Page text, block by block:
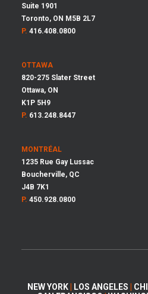
Suite 1901
Toronto, ON M5B 2L7
P. 416.408.0800
OTTAWA
820-275 Slater Street
Ottawa, ON
K1P 5H9
P. 613.248.8447
MONTRÉAL
1235 Rue Gay Lussac
Boucherville, QC
J4B 7K1
P. 450.928.0800
NEW YORK LOS ANGELES